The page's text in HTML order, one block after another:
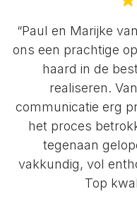
“Paul en Marijke
ons een prachtige
haard in de
realiseren.
communicatie erg
het proces
tegenaan
vakkundig, vol
Top